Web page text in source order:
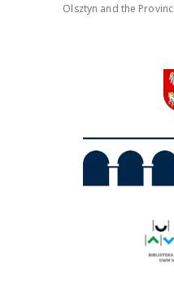
Olsztyn and the